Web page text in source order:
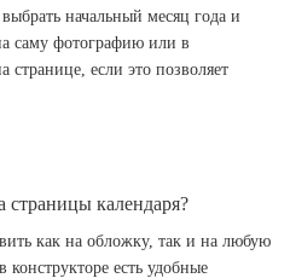
начальный месяц года и
саму фотографию или в
странице, если это позволяет
страницы календаря?
как на обложку, так и на любую
есть удобные